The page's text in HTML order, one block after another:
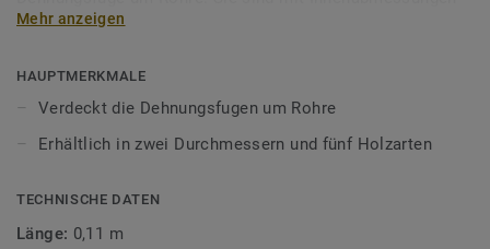
von 17,1 mm und 22 mm für die meisten
in fünf Holzarten und zwei Durchmessern erhältlich.
Holz ist ein Naturprodukt. Abweichungen in Farbe und
Struktur sind möglich.
Mehr anzeigen
HAUPTMERKMALE
Verdeckt die Dehnungsfugen um Rohre
Erhältlich in zwei Durchmessern und fünf Holzarten
TECHNISCHE DATEN
Länge: 0,11 m